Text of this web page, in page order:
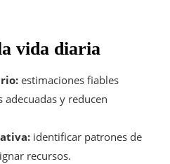
vida diaria
estimaciones fiables
adecuadas y reducen
identificar patrones de
recursos.